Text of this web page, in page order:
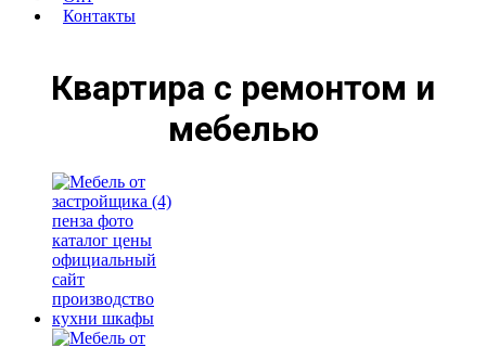
Контакты
Квартира с ремонтом и
мебелью